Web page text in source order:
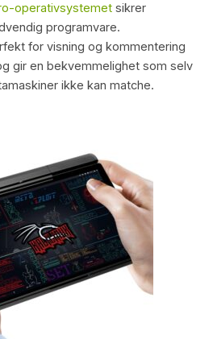
operativsystemet sikrer
programvare.
for visning og kommentering
gir en bekvemmelighet som selv
ikke kan matche.